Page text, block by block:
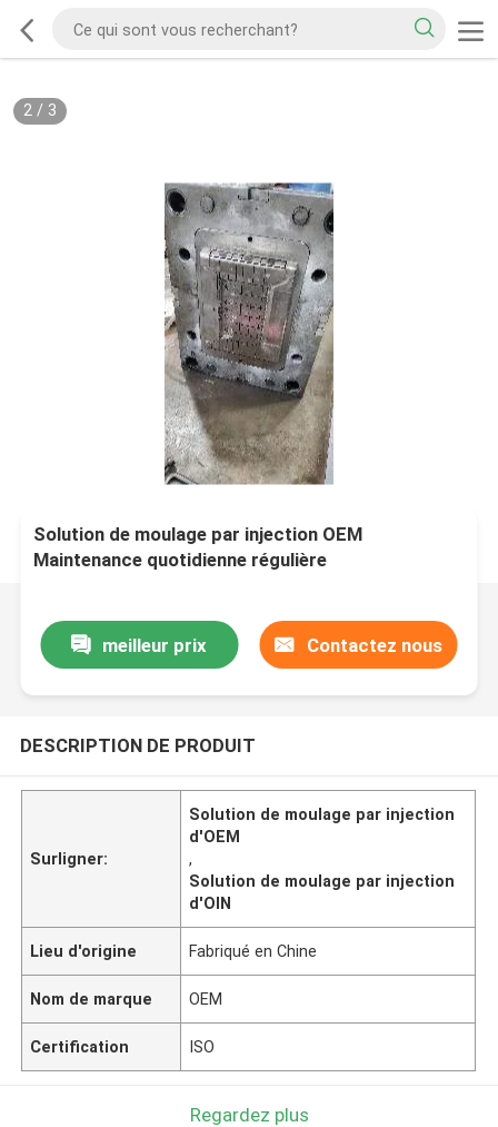
2/ 3
Solution de moulage par injection OEM
Maintenance quotidienne régulière
meilleur prix Contactez nous
DESCRIPTION DE PRODUIT
Surligner:
Solution de moulage par injection
d'OEM
,
Solution de moulage par injection
d'OIN
Lieu d'origine Fabriqué en Chine
Nom de marque OEM
Certification ISO
Regardez plus